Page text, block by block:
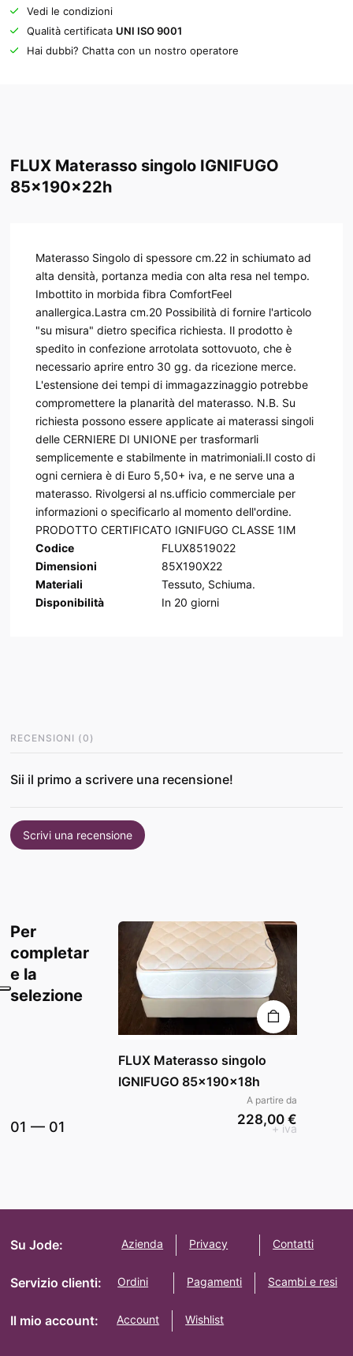
Vedi le condizioni
Qualità certificata UNI ISO 9001
Hai dubbi? Chatta con un nostro operatore
FLUX Materasso singolo IGNIFUGO
85x190x22h
Materasso Singolo di spessore cm.22 in schiumato ad
alta densità, portanza media con alta resa nel tempo.
Imbottito in morbida fibra ComfortFeel
anallergica.Lastra cm.20 Possibilità di fornire l'articolo
"su misura" dietro specifica richiesta. Il prodotto è
spedito in confezione arrotolata sottovuoto, che è
necessario aprire entro 30 gg. da ricezione merce.
L'estensione dei tempi di immagazzinaggio potrebbe
compromettere la planarità del materasso. N.B. Su
richiesta possono essere applicate ai materassi singoli
delle CERNIERE DI UNIONE per trasformarli
semplicemente e stabilmente in matrimoniali.Il costo di
ogni cerniera è di Euro 5,50+ iva, e ne serve una a
materasso. Rivolgersi al ns.ufficio commerciale per
informazioni o specificarlo al momento dell'ordine.
PRODOTTO CERTIFICATO IGNIFUGO CLASSE 1IM
Codice
FLUX8519022
Dimensioni
85X190X22
Materiali
Tessuto, Schiuma.
Disponibilità
In 20 giorni
RECENSIONI (0 )
Sii il primo a scrivere una recensione!
Scrivi una recensione
Per
completar
e la
selezione
01 — 01
FLUX Materasso singolo
IGNIFUGO 85x190x18h
A partire da
228,00 €
+ iva
Su Jode: Azienda Privacy Contatti
Servizio clienti: Ordini Pagamenti Scambi e resi
Il mio account: Account Wishlist